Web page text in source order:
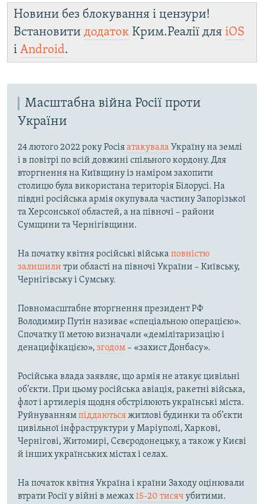
Новини без блокування і цензури!
Встановити додаток Крим.Реалії для iOS
і Android.
Масштабна війна Росії проти
України
24 лютого 2022 року Росіяатакувала Україну на землі
і в повітрі по всій довжині спільного кордону. Для
вторгнення на Київщину із наміром захопити
столицю була використана територія Білорусі. На
півдні російська армія окупувала частину Запорізької
та Херсонської областей, а на півночі – райони
Сумщини та Чернігівщини.
На початку квітня російські війська повністю
залишили три області на півночі України – Київську,
Чернігівську і Сумську.
Повномасштабне вторгнення президент РФ
Володимир Путін називає «спеціальною операцією».
Спочатку її метою визначали «демілітаризацію і
денацифікацією», згодом– «захист Донбасу».
Російська влада заявляє, що армія не атакує цивільні
об’єкти. При цьому російська авіація, ракетні війська,
флот і артилерія щодня обстрілюють українські міста.
Руйнуваннямпіддаютьсяжитлові будинки та об’єкти
цивільної інфраструктури у Маріуполі, Харкові,
Чернігові, Житомирі, Сєвєродонецьку, а також у Києві
й інших українських містах і селах.
На початок квітня Україна і країни Заходу оцінювали
втрати Росії у війні в межах 15-20 тисяч убитими.